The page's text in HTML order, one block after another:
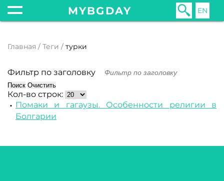
MYBGDAY EN
Главная Теги турки
Фильтр по заголовку
Поиск Очистить
Кол-во строк:
Помаки и гагаузы. Особенности религии в
Болгарии